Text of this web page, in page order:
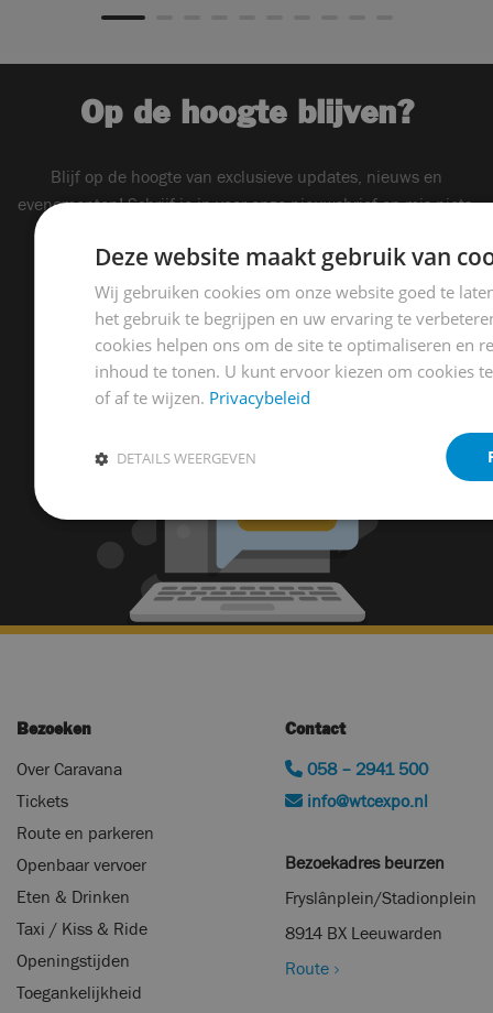
Op de hoogte blijven?
Blijf op de hoogte van exclusieve updates, nieuws en
evenementen! Schrijf je in voor onze nieuwsbrief en mis niets.
E-mailadres*
Bezoeken
Over Caravana
Tickets
Route en parkeren
Openbaar vervoer
Eten & Drinken
Taxi / Kiss & Ride
Openingstijden
Toegankelijkheid
Contact
058 – 2941 500
info@wtcexpo.nl
Bezoekadres beurzen
Fryslânplein/Stadionplein
8914 BX Leeuwarden
Route
Deze website maakt gebruik van
Wij gebruiken cookies om onze website goed te
het gebruik te begrijpen en uw ervaring te
cookies helpen ons om de site te optimaliseren en
inhoud te tonen. U kunt ervoor kiezen om cookies
of af te wijzen. Privacybeleid
DETAILS WEERGEVEN